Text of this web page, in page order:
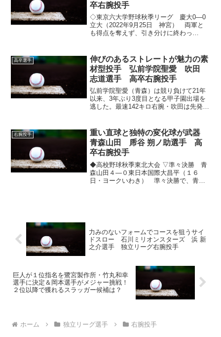
卒右腕投手
◇東京六大学野球秋季リーグ 慶大0―0
立大（2022年9月25日 神宮） 両軍と
も得点を奪えず、引き分けに終わっ
一、三塁から救援として今秋リーグ戦初
登板。最初の打...
高卒選手
伸びのあるストレートが魅力の素
材型投手 弘前学院聖愛 吹田
志道選手 高卒右腕投手
弘前学院聖愛（青森）は競り負けて21年
以来、3年ぶり3度目となる甲子園出場を
逃した。最速142キロ右腕・吹田は先発し
を浴びた。 直前に内野手がお見合いし
て平凡...
右腕投手
重い直球と独特の変化球が武器
青森山田 乕谷 朔ノ助選手 高
卒右腕投手
◆高校野球秋季東北大会 ▽準々決勝 青
森山田４―０東日本国際大昌平（１６
日・ヨークいわき） 準々決勝で、青森
力みのないフォームでコースを狙うサイ
ドスロー 石川ミリオンスターズ 浜 新
之介選手 独立リーグ右腕投手
巨人が１位指名を鷺宮製作所・竹丸和幸
選手に決定＆岡本選手がメジャー挑戦！
２位以降で獲れるスラッガー候補は？
ホーム 独立リーグ選手 右腕投手